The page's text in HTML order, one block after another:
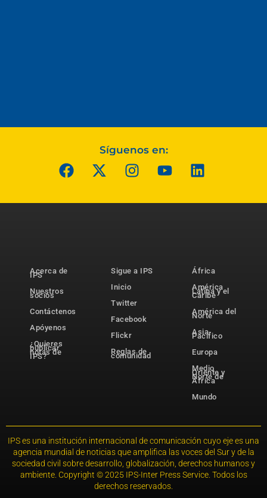
Síguenos en:
Acerca de
IPS
Nuestros
socios
Contáctenos
Apóyenos
¿Quieres
publicar
notas de
IPS?
Sigue a IPS
Inicio
Twitter
Facebook
Flickr
Reglas de
comunidad
África
América
Latina y el
Caribe
América del
Norte
Asia-
Pacífico
Europa
Medio
Oriente y
Norte de
África
Mundo
IPS es una institución internacional de comunicación cuyo eje es una
agencia mundial de noticias que amplifica las voces del Sur y de la
sociedad civil sobre desarrollo, globalización, derechos humanos y
ambiente. Copyright © 2025 IPS-Inter Press Service. Todos los
derechos reservados.